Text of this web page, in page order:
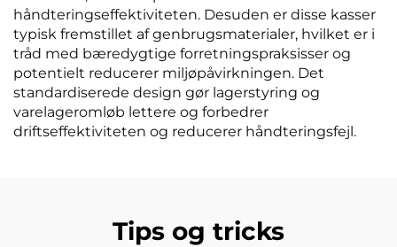
håndteringseffektiviteten. Desuden er disse kasser
typisk fremstillet af genbrugsmaterialer, hvilket er i
tråd med bæredygtige forretningspraksisser og
potentielt reducerer miljøpåvirkningen. Det
standardiserede design gør lagerstyring og
varelageromløb lettere og forbedrer
driftseffektiviteten og reducerer håndteringsfejl.
Tips og tricks